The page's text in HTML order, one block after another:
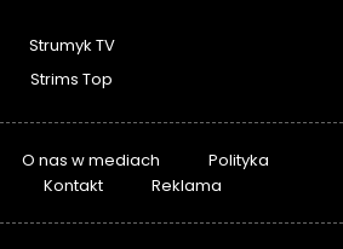
Strumyk TV
Strims Top
O nas w mediach
Polityka
Kontakt Reklama